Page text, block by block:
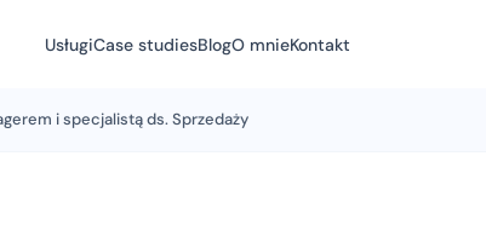
UsługiCase studiesBlogO mnieKontakt
i specjalistą ds. Sprzedaży